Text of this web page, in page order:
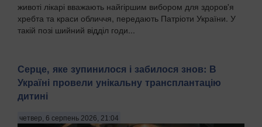
животі лікарі вважають найгіршим вибором для здоров'я
хребта та краси обличчя, передають Патріоти України. У
такій позі шийний відділ годи...
Серце, яке зупинилося і забилося знов: В
Україні провели унікальну трансплантацію
дитині
четвер, 6 серпень 2026, 21:04